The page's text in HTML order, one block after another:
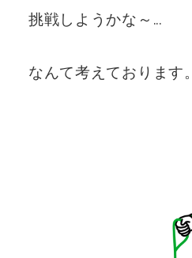
挑戦しようかな～…
なんて考えております。